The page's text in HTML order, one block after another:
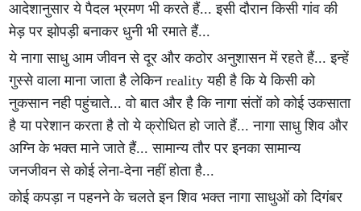
आदेशानुसार ये पैदल भ्रमण भी करते हैं... इसी दौरान किसी गांव की
मेड़ पर झोपड़ी बनाकर धुनी भी रमाते हैं...
ये नागा साधु आम जीवन से दूर और कठोर अनुशासन में रहते हैं... इन्हें
गुस्से वाला माना जाता है लेकिन reality यही है कि ये किसी को
नुकसान नही पहुंचाते... वो बात और है कि नागा संतों को कोई उकसाता
है या परेशान करता है तो ये क्रोधित हो जाते हैं... नागा साधु शिव और
अग्नि के भक्त माने जाते हैं... सामान्य तौर पर इनका सामान्य
जनजीवन से कोई लेना-देना नहीं होता है...
कोई कपड़ा न पहनने के चलते इन शिव भक्त नागा साधुओं को दिगंबर